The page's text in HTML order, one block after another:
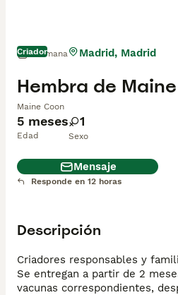
Criador
5 meses
Edad
1
Sexo
Hembra de
Maine Coon
1 semana Madrid, Madrid
Mensaje
Responde en 12 horas
Descripción
Criadores responsables y
Se entregan a partir de 2
vacunas correspondientes,